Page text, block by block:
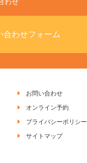
わせ
合わせフォーム
お問い合わせ
オンライン予約
プライバシーポリシー
サイトマップ